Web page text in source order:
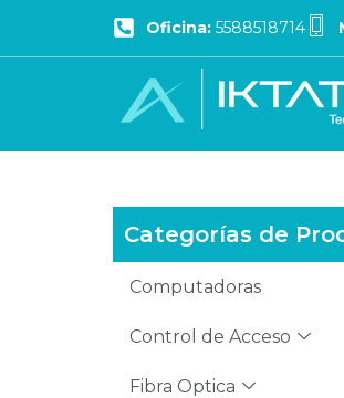
Oficina: 5588518714
Categorías de
Computadoras
Control de Acceso
Fibra Optica